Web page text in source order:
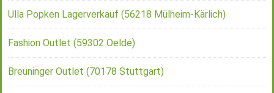
Ulla Popken Lagerverkauf (56218 Mülheim-Kärlich)
Fashion Outlet (59302 Oelde)
Breuninger Outlet (70178 Stuttgart)